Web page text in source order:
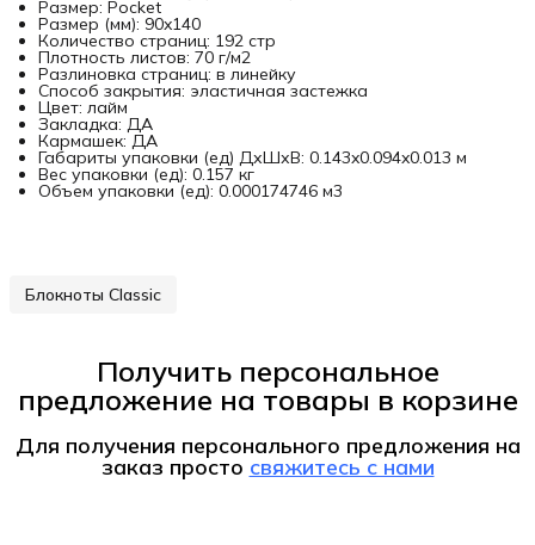
Размер: Pocket
Размер (мм): 90x140
Количество страниц: 192 стр
Плотность листов: 70 г/м2
Разлиновка страниц: в линейку
Способ закрытия: эластичная застежка
Цвет: лайм
Закладка: ДА
Кармашек: ДА
Габариты упаковки (ед) ДхШхВ: 0.143x0.094x0.013 м
Вес упаковки (ед): 0.157 кг
Объем упаковки (ед): 0.000174746 м3
Блокноты Classic
Получить персональное
предложение на товары в корзине
Для получения персонального предложения на
заказ просто свяжитесь с нами